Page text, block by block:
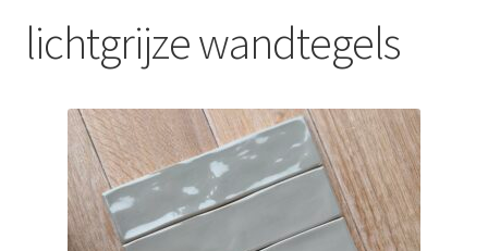
Contact
lichtgrijze wandtegels